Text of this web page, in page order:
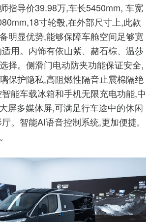
指导价39.98万,车长5450mm, 车宽
寸轮毂,在外部尺寸上,此款
明显优势,能够保障车舱空间足够宽
用。内饰有依山紫、赭石棕、温莎
择。侧滑门电动防夹功能保证安全,
保护隐私,高阻燃性隔音止震棉隔绝
能车载冰箱和手机无限充电功能,中
屏多媒体屏,可满足行车途中的休闲
。智能AI语音控制系统,更加便捷,